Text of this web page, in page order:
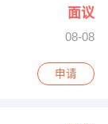
面议
08-08
号商铺
申请